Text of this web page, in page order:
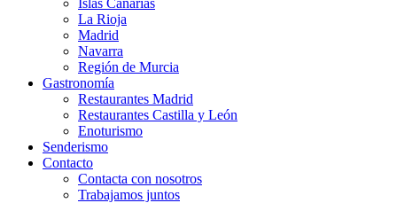
La Rioja
Madrid
Navarra
Región de Murcia
Gastronomía
Restaurantes Madrid
Restaurantes Castilla y León
Enoturismo
Senderismo
Contacto
Contacta con nosotros
Trabajamos juntos